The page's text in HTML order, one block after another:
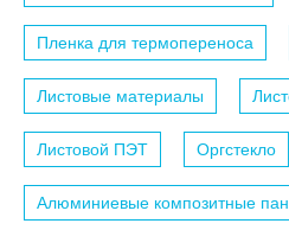
Пленка для термопереноса
Листовые материалы
Листовой ПЭТ Оргстекло
Алюминиевые композитные